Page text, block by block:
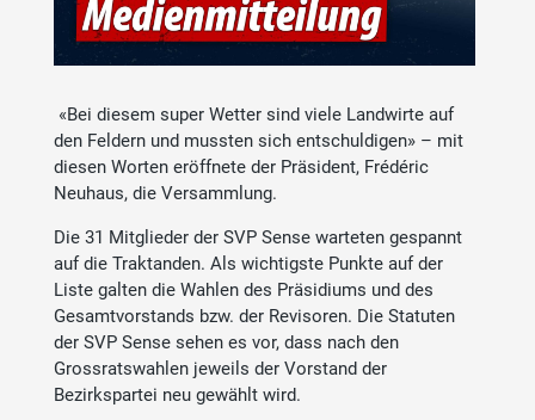
«Bei diesem super Wetter sind viele Landwirte auf
den Feldern und mussten sich entschuldigen» – mit
diesen Worten eröffnete der Präsident, Frédéric
Neuhaus, die Versammlung.
Die 31 Mitglieder der SVP Sense warteten gespannt
auf die Traktanden. Als wichtigste Punkte auf der
Liste galten die Wahlen des Präsidiums und des
Gesamtvorstands bzw. der Revisoren. Die Statuten
der SVP Sense sehen es vor, dass nach den
Grossratswahlen jeweils der Vorstand der
Bezirkspartei neu gewählt wird.